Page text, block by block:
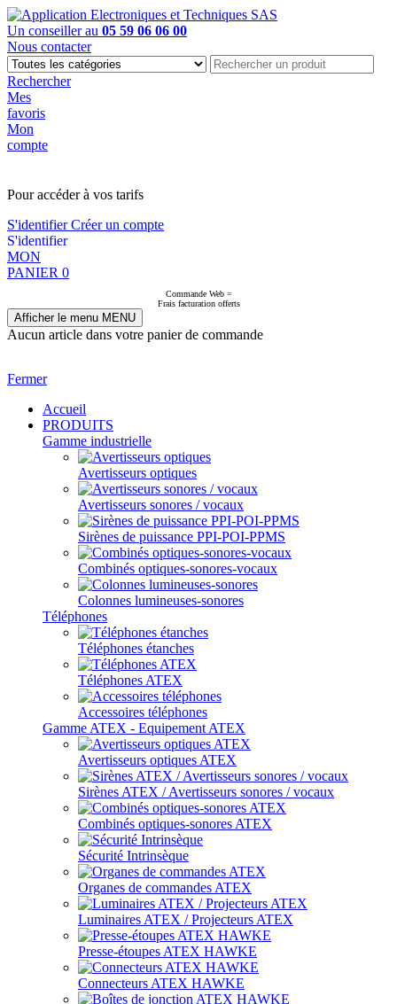
Un conseiller au 05 59 06 06 00
Nous contacter
Rechercher
Mes
favoris
Mon
compte
Pour accéder à vos tarifs
S'identifierCréer un compte
S'identifier
MON
PANIER 0
Commande Web =
Frais facturation offerts
Afficher le menu MENU
Aucun article dans votre panier de commande
Fermer
Accueil
PRODUITS
Gamme industrielle
Avertisseurs optiques
Avertisseurs sonores / vocaux
Sirènes de puissance PPI-POI-PPMS
Combinés optiques-sonores-vocaux
Colonnes lumineuses-sonores
Téléphones
Téléphones étanches
Téléphones ATEX
Accessoires téléphones
Gamme ATEX - Equipement ATEX
Avertisseurs optiques ATEX
Sirènes ATEX / Avertisseurs sonores / vocaux
Combinés optiques-sonores ATEX
Sécurité Intrinsèque
Organes de commandes ATEX
Luminaires ATEX / Projecteurs ATEX
Presse-étoupes ATEX HAWKE
Connecteurs ATEX HAWKE